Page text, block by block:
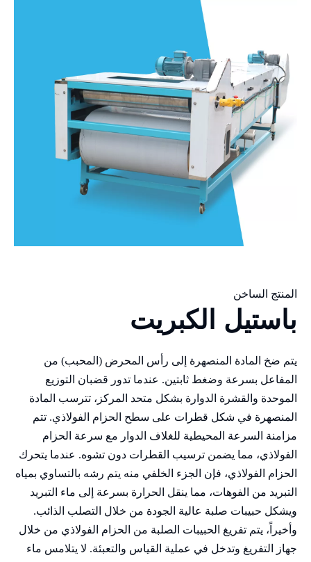
المنتج الساخن
باستيل الكبريت
يتم ضخ المادة المنصهرة إلى رأس المحرض (المحبب) من
المفاعل بسرعة وضغط ثابتين. عندما تدور قضبان التوزيع
الموحدة والقشرة الدوارة بشكل متحد المركز، تترسب المادة
المنصهرة في شكل قطرات على سطح الحزام الفولاذي. تتم
مزامنة السرعة المحيطية للغلاف الدوار مع سرعة الحزام
الفولاذي، مما يضمن ترسيب القطرات دون تشوه. عندما يتحرك
الحزام الفولاذي، فإن الجزء الخلفي منه يتم رشه بالتساوي بمياه
التبريد من الفوهات، مما ينقل الحرارة بسرعة إلى ماء التبريد
ويشكل حبيبات صلبة عالية الجودة من خلال التصلب الذائب.
وأخيراً، يتم تفريغ الحبيبات الصلبة من الحزام الفولاذي من خلال
جهاز التفريغ وتدخل في عملية القياس والتعبئة. لا يتلامس ماء